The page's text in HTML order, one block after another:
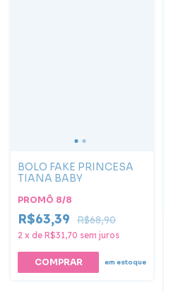
BOLO FAKE PRINCESA
TIANA BABY
PROMÔ 8/8
R$63,39 R$68,90
2 x de R$31,70 sem juros
em estoque